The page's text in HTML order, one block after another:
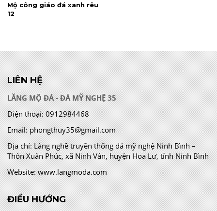
Mộ công giáo đá xanh rêu
12
LIÊN HỆ
LĂNG MỘ ĐÁ - ĐÁ MỸ NGHỆ 35
Điện thoại: 0912984468
Email: phongthuy35@gmail.com
Địa chỉ:Làng nghề truyền thống đá mỹ nghệ Ninh Bình –
Thôn Xuân Phúc, xã Ninh Vân, huyện Hoa Lư, tỉnh Ninh Bình
Website: www.langmoda.com
ĐIỀU HƯỚNG